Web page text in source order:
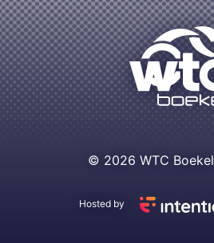
© 2026 WTC Boekel
Hosted by